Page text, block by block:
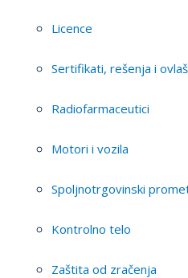
Licence
Sertifikati, rešenja i
Radiofarmaceutici
Motori i vozila
Spoljnotrgovinski
Kontrolno telo
Zaštita od zračenja